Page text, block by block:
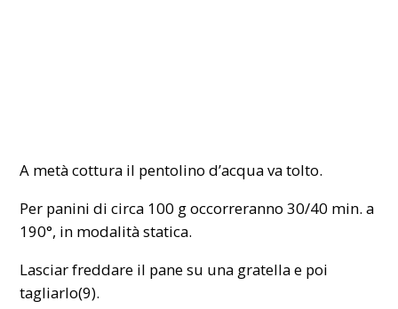
A metà cottura il pentolino d’acqua va tolto.
Per panini di circa 100 g occorreranno 30/40 min. a
190°, in modalità statica.
Lasciar freddare il pane su una gratella e poi
tagliarlo(9).